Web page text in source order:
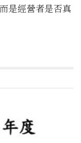
是經營者是否真